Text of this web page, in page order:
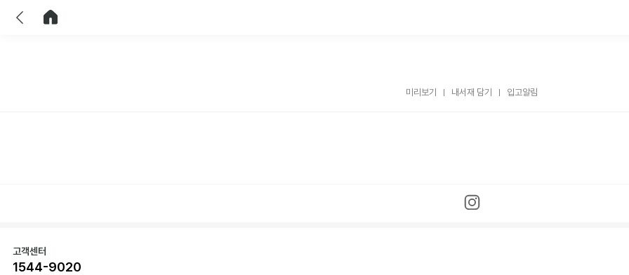
미리보기 내서재 담기 입고알림
고객센터
1544-9020